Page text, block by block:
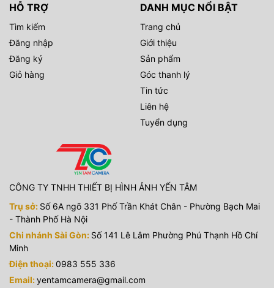
HỖ TRỢ
Tìm kiếm
Đăng nhập
Đăng ký
Giỏ hàng
DANH MỤC NỔI BẬT
Trang chủ
Giới thiệu
Sản phẩm
Góc thanh lý
Tin tức
Liên hệ
Tuyển dụng
CÔNG TY TNHH THIẾT BỊ HÌNH ẢNH YẾN TÂM
Trụ sở: Số 6A ngõ 331 Phố Trần Khát Chân - Phường Bạch Mai
- Thành Phố Hà Nội
Chi nhánh Sài Gòn: Số 141 Lê Lâm Phường Phú Thạnh Hồ Chí
Minh
Điện thoại:0983 555 336
Email:yentamcamera@gmail.com